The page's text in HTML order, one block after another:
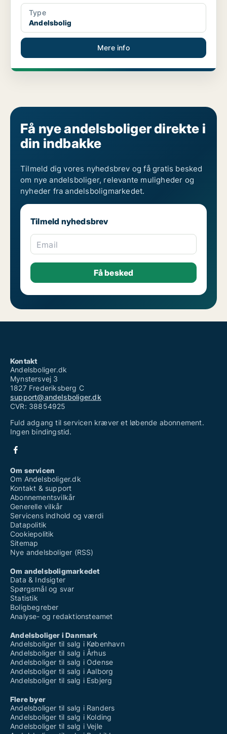
Type
Andelsbolig
Mere info
Få nye andelsboliger direkte i
din indbakke
Tilmeld dig vores nyhedsbrev og få gratis besked
om nye andelsboliger, relevante muligheder og
nyheder fra andelsboligmarkedet.
Tilmeld nyhedsbrev
Email
Kontakt
Andelsboliger.dk
Mynstersvej 3
1827 Frederiksberg C
support@andelsboliger.dk
CVR: 38854925
Fuld adgang til servicen kræver et løbende abonnement.
Ingen bindingstid.
Om servicen
Om Andelsboliger.dk
Kontakt & support
Abonnementsvilkår
Generelle vilkår
Servicens indhold og værdi
Datapolitik
Cookiepolitik
Sitemap
Nye andelsboliger (RSS)
Om andelsboligmarkedet
Data & Indsigter
Spørgsmål og svar
Statistik
Boligbegreber
Analyse- og redaktionsteamet
Andelsboliger i Danmark
Andelsboliger til salg i København
Andelsboliger til salg i Århus
Andelsboliger til salg i Odense
Andelsboliger til salg i Aalborg
Andelsboliger til salg i Esbjerg
Flere byer
Andelsboliger til salg i Randers
Andelsboliger til salg i Kolding
Andelsboliger til salg i Vejle